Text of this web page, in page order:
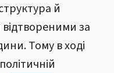
й
за
Тому в ході